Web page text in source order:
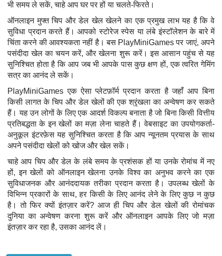
भी समय ले सकें, चाहे आप घर पर हों या चलते-फिरते।
ऑनलाइन मुफ्त चिप और डेल खेल खेलने का एक प्रमुख लाभ यह है कि वे
सुविधा प्रदान करते हैं। आपको स्टोरेज स्पेस या लंबे इंस्टॉलेशन के बारे में
चिंता करने की आवश्यकता नहीं है। बस PlayMiniGames पर जाएं, अपने
पसंदीदा खेल का चयन करें, और खेलना शुरू करें। इस आसान पहुंच से यह
सुनिश्चित होता है कि आप जब भी आपके पास कुछ क्षण हों, एक त्वरित गेमिंग
सत्र का आनंद ले सकें।
PlayMiniGames एक ऐसा प्लेटफ़ॉर्म प्रदान करता है जहाँ आप बिना
किसी लागत के चिप और डेल खेलों की एक श्रृंखला का अन्वेषण कर सकते
हैं। यह उन लोगों के लिए एक आदर्श विकल्प बनाता है जो बिना किसी वित्तीय
प्रतिबद्धता के इन खेलों का मज़ा लेना चाहते हैं। वेबसाइट का उपयोगकर्ता-
अनुकूल इंटरफ़ेस यह सुनिश्चित करता है कि आप न्यूनतम प्रयास के साथ
अपने पसंदीदा खेलों को खोज और खेल सकें।
चाहे आप चिप और डेल के लंबे समय के प्रशंसक हों या उनके रोमांच में नए
हों, इन खेलों को ऑनलाइन खेलना उनके विश्व का अनुभव करने का एक
सुविधाजनक और आनंददायक तरीका प्रदान करता है। उपलब्ध खेलों के
विभिन्न प्रकारों के साथ, हर किसी के लिए आनंद लेने के लिए कुछ न कुछ
है। तो फिर क्यों इंतज़ार करें? आज ही चिप और डेल खेलों की रोमांचक
दुनिया का अन्वेषण करना शुरू करें और ऑनलाइन आपके लिए जो मज़ा
इंतज़ार कर रहा है, उसका आनंद लें।